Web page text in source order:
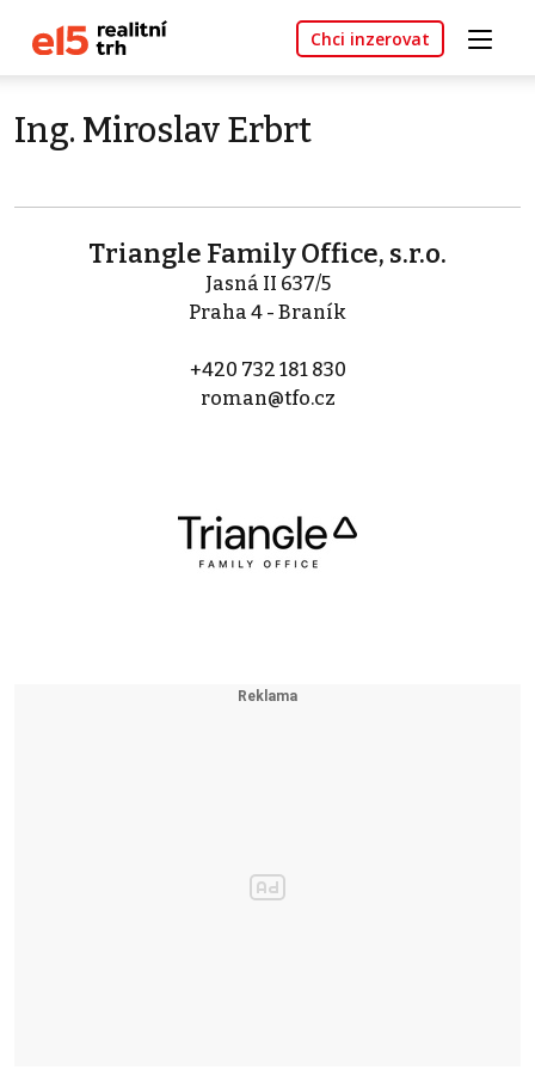
Chci inzerovat
Ing. Miroslav Erbrt
Triangle Family Office, s.r.o.
Jasná II 637/5
Praha 4 - Braník
+420 732 181 830
roman@tfo.cz